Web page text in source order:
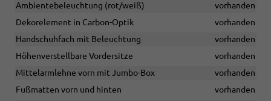
Ambientebeleuchtung (rot/weiß)
vorhanden
Dekorelement in Carbon-Optik
vorhanden
Handschuhfach mit Beleuchtung
vorhanden
Höhenverstellbare Vordersitze
vorhanden
Mittelarmlehne vorn mit Jumbo-Box
vorhanden
Fußmatten vorn und hinten
vorhanden